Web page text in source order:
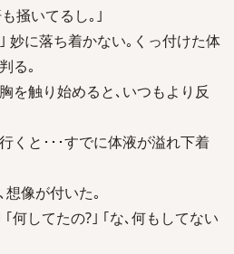
掻いてるし｡｣
妙に落ち着かない｡くっ付けた体
る｡
を触り始めると､いつもより反
くと･･･すでに体液が溢れ下着
像が付いた｡
｢何してたの?｣ ｢な､何もしてない